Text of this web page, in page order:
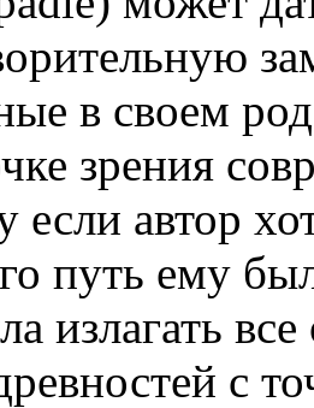
в своем
зрения
автор
путь ему
излагать
с